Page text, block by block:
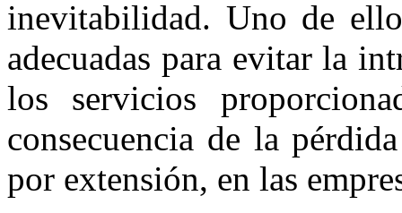
inevitabilidad. Uno de
adecuadas para evitar la
los servicios
consecuencia de la
por extensión, en las